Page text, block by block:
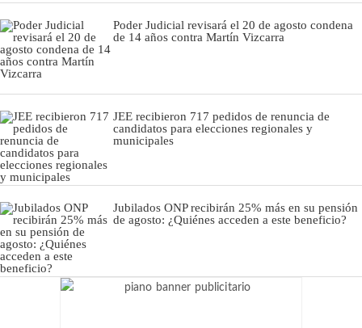
Poder Judicial revisará el 20 de agosto condena
de 14 años contra Martín Vizcarra
JEE recibieron 717 pedidos de renuncia de
candidatos para elecciones regionales y
municipales
Jubilados ONP recibirán 25% más en su pensión
de agosto: ¿Quiénes acceden a este beneficio?